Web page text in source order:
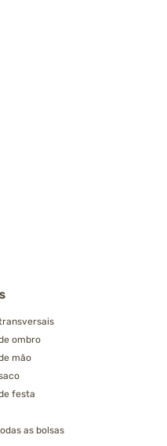
ombro
mão
festa
as bolsas